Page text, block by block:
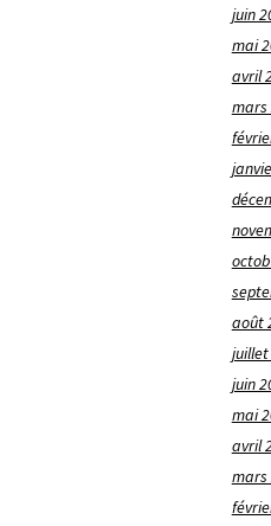
juin
mai
avril
mars
août
juillet
juin
mai
avril
mars